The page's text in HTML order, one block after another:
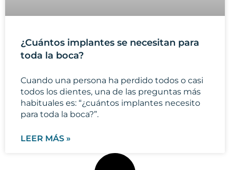
¿Cuántos implantes se necesitan para
toda la boca?
Cuando una persona ha perdido todos o casi
todos los dientes, una de las preguntas más
habituales es: “¿cuántos implantes necesito
para toda la boca?”.
LEER MÁS »